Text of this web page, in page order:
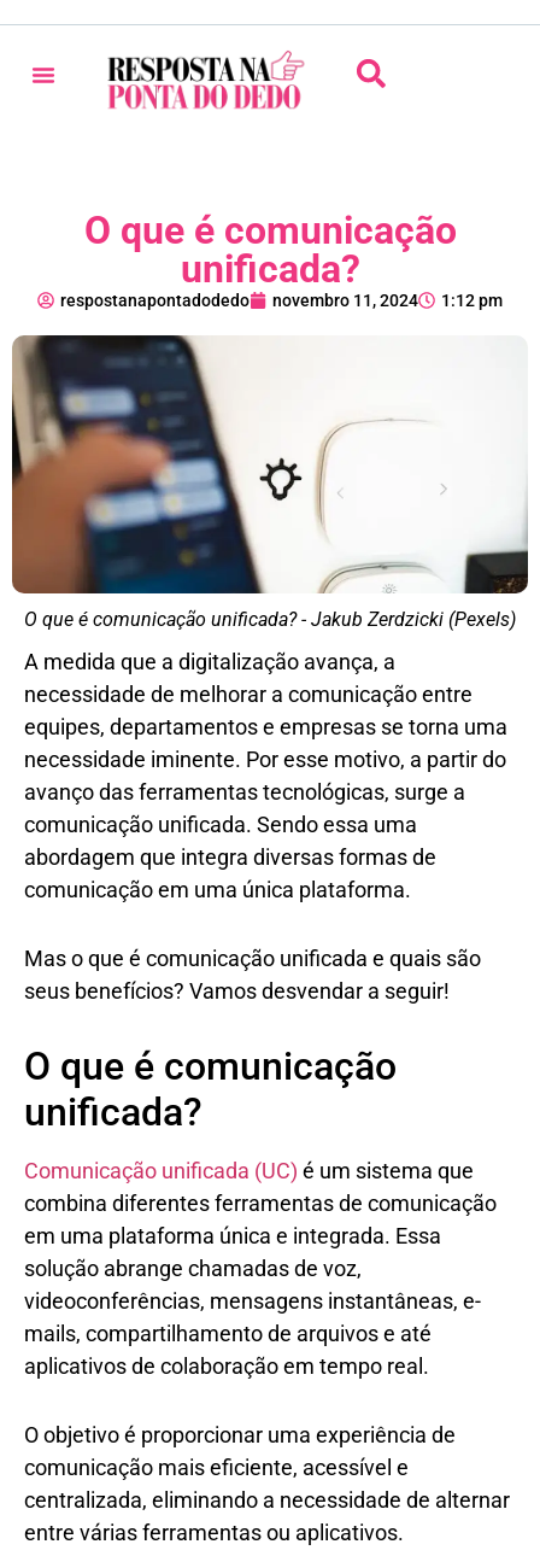
O que é comunicação
unificada?
respostanapontadodedo novembro 11, 2024 1:12 pm
O que é comunicação unificada? - Jakub Zerdzicki (Pexels)
A medida que a digitalização avança, a
necessidade de melhorar a comunicação entre
equipes, departamentos e empresas se torna uma
necessidade iminente. Por esse motivo, a partir do
avanço das ferramentas tecnológicas, surge a
comunicação unificada. Sendo essa uma
abordagem que integra diversas formas de
comunicação em uma única plataforma.
Mas o que é comunicação unificada e quais são
seus benefícios? Vamos desvendar a seguir!
O que é comunicação
unificada?
Comunicação unificada (UC) é um sistema que
combina diferentes ferramentas de comunicação
em uma plataforma única e integrada. Essa
solução abrange chamadas de voz,
videoconferências, mensagens instantâneas, e-
mails, compartilhamento de arquivos e até
aplicativos de colaboração em tempo real.
O objetivo é proporcionar uma experiência de
comunicação mais eficiente, acessível e
centralizada, eliminando a necessidade de alternar
entre várias ferramentas ou aplicativos.